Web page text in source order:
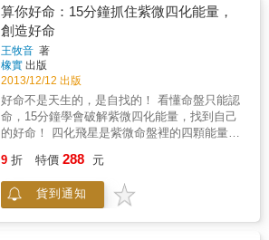
一樣投入時間心力，有人獲利千萬，有人卻慘
賠不已。 其實是因為每個人的財運時機不同，
可投資的項目也不同，每個人都有自己的命定
投資，也有一定的發財時機。 你可能不知道你
正在危機時刻還貿然進場投資；你可能不知道
你即將錯過發大財的好時機。你以為跟著大家
用房地產儲蓄最保本，卻不知道最有利於自己
的是投資股票。 投資者賴先生，因錯誤時機投
資慘賠兩千萬，卻在正確時機投資賺進一億。
這一切都因為是否掌握自己的財運好壞時機和
研究會理事長，師承天鉞門鑽研紫微斗數，累
積30幾年的經驗精準分析並運用於投資理財，
幫助無數人算出正確的投資方向，順利累積財
算你好命：15分鐘抓住紫微四化能量，
創造好命
王牧音 著
橡實 出版
2013/12/12 出版
好命不是天生的，是自找的！ 看懂命盤只能認
命，15分鐘學會破解紫微四化能量，找到自己
的好命！ 四化飛星是紫微命盤裡的四顆能量變
面能量，化解忌星的負面能量， 就可以順勢創
勢，為自己造好命！ 王泰權（甲骨文金文學
家）、向陽（詩人）、陳克華（作家）、許常
9 折 特價 288 元
貨到通知